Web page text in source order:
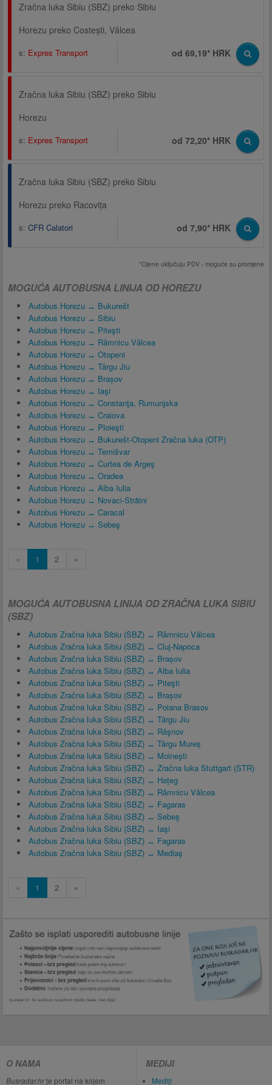
Zračna luka Sibiu (SBZ) preko Sibiu
Horezu preko Costești, Vâlcea
s: Expres Transport od 69,19* HRK
Zračna luka Sibiu (SBZ) preko Sibiu
Horezu
s: Expres Transport od 72,20* HRK
Zračna luka Sibiu (SBZ) preko Sibiu
Horezu preko Racovița
s: CFR Calatori od 7,90* HRK
*Cijene uključuju PDV - moguće su promjene
MOGUĆA AUTOBUSNA LINIJA OD HOREZU
Autobus Horezu ↔ Bukurešt
Autobus Horezu ↔ Sibiu
Autobus Horezu ↔ Piteşti
Autobus Horezu ↔ Râmnicu Vâlcea
Autobus Horezu ↔ Otopeni
Autobus Horezu ↔ Târgu Jiu
Autobus Horezu ↔ Brașov
Autobus Horezu ↔ Iaşi
Autobus Horezu ↔ Constanţa, Rumunjska
Autobus Horezu ↔ Craiova
Autobus Horezu ↔ Ploieşti
Autobus Horezu ↔ Bukurešt-Otopeni Zračna luka (OTP)
Autobus Horezu ↔ Temišvar
Autobus Horezu ↔ Curtea de Argeş
Autobus Horezu ↔ Oradea
Autobus Horezu ↔ Alba Iulia
Autobus Horezu ↔ Novaci-Străini
Autobus Horezu ↔ Caracal
Autobus Horezu ↔ Sebeş
« 1 2 »
MOGUĆA AUTOBUSNA LINIJA OD ZRAČNA LUKA SIBIU
(SBZ)
Autobus Zračna luka Sibiu (SBZ) ↔ Râmnicu Vâlcea
Autobus Zračna luka Sibiu (SBZ) ↔ Cluj-Napoca
Autobus Zračna luka Sibiu (SBZ) ↔ Brașov
Autobus Zračna luka Sibiu (SBZ) ↔ Alba Iulia
Autobus Zračna luka Sibiu (SBZ) ↔ Piteşti
Autobus Zračna luka Sibiu (SBZ) ↔ Brașov
Autobus Zračna luka Sibiu (SBZ) ↔ Poiana Brasov
Autobus Zračna luka Sibiu (SBZ) ↔ Târgu Jiu
Autobus Zračna luka Sibiu (SBZ) ↔ Râşnov
Autobus Zračna luka Sibiu (SBZ) ↔ Târgu Mureș
Autobus Zračna luka Sibiu (SBZ) ↔ Moineşti
Autobus Zračna luka Sibiu (SBZ) ↔ Zračna luka Stuttgart (STR)
Autobus Zračna luka Sibiu (SBZ) ↔ Hațeg
Autobus Zračna luka Sibiu (SBZ) ↔ Râmnicu Vâlcea
Autobus Zračna luka Sibiu (SBZ) ↔ Fagaras
Autobus Zračna luka Sibiu (SBZ) ↔ Sebeş
Autobus Zračna luka Sibiu (SBZ) ↔ Iaşi
Autobus Zračna luka Sibiu (SBZ) ↔ Fagaras
Autobus Zračna luka Sibiu (SBZ) ↔ Mediaş
« 1 2 »
O NAMA
Busradar.hrje portal na kojem
MEDIJI
Mediji